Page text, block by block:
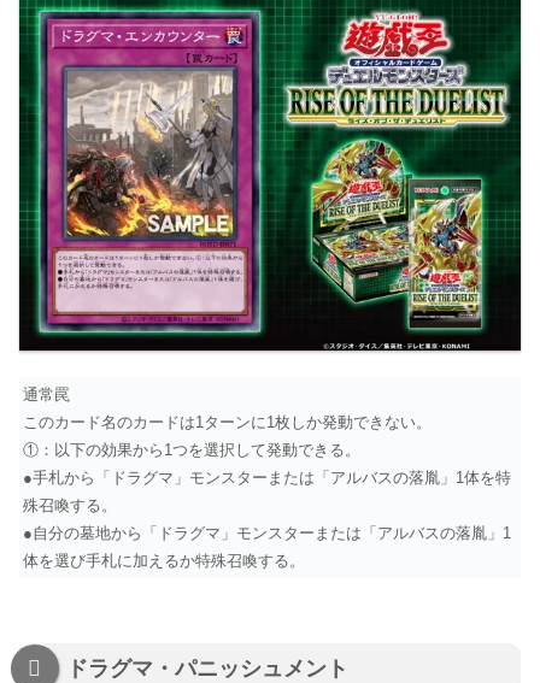
通常罠
このカード名のカードは1ターンに1枚しか発動できない。
①：以下の効果から1つを選択して発動できる。
●手札から「ドラグマ」モンスターまたは「アルバスの落胤」1体を特
殊召喚する。
●自分の墓地から「ドラグマ」モンスターまたは「アルバスの落胤」1
体を選び手札に加えるか特殊召喚する。
ドラグマ・パニッシュメント